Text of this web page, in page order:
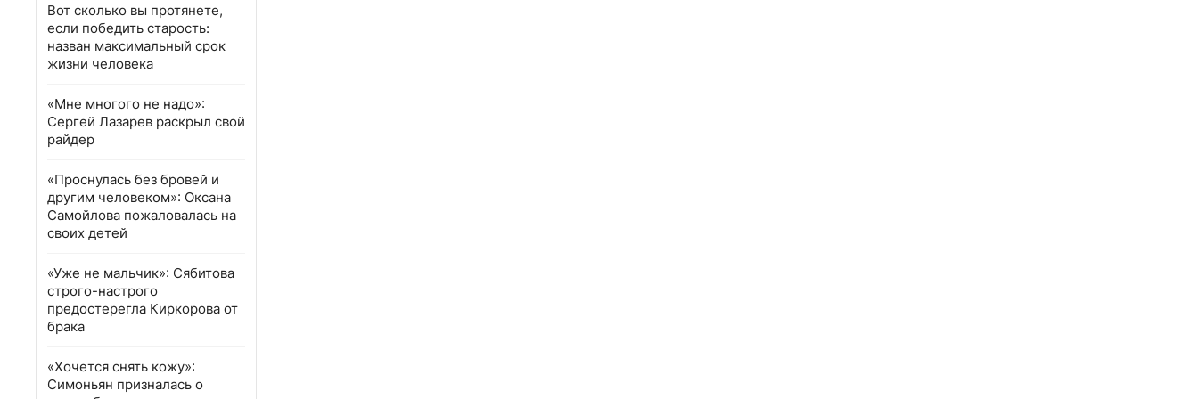
Вот сколько вы протянете,
если победить старость:
назван максимальный срок
жизни человека
«Мне многого не надо»:
Сергей Лазарев раскрыл свой
райдер
«Проснулась без бровей и
другим человеком»: Оксана
Самойлова пожаловалась на
своих детей
«Уже не мальчик»: Сябитова
строго-настрого
предостерегла Киркорова от
брака
«Хочется снять кожу»:
Симоньян призналась о